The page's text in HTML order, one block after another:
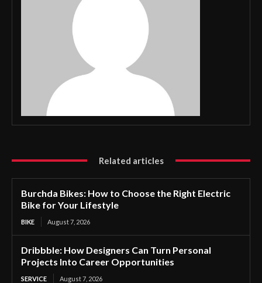
Related articles
Burchda Bikes: How to Choose the Right Electric
Bike for Your Lifestyle
BIKE August 7, 2026
Dribbble: How Designers Can Turn Personal
Projects Into Career Opportunities
SERVICE August 7, 2026